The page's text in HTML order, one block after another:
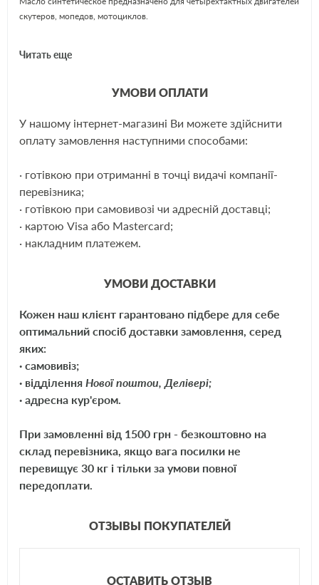
скутеров, мопедов, мотоциклов.
Читать еще
УМОВИ ОПЛАТИ
У нашому інтернет-магазині Ви можете здійснити
оплату замовлення наступними способами:
· готівкою при отриманні в точці видачі компанії-
перевізника;
· готівкою при самовивозі чи адресній доставці;
· картою Visa або Mastercard;
· накладним платежем.
УМОВИ ДОСТАВКИ
Кожен наш клієнт гарантовано підбере для себе
оптимальний спосіб доставки замовлення, серед
яких:
· самовивіз;
· відділення Нової поштои, Делівері;
· адресна кур'єром.
При замовленні від 1500 грн - безкоштовно на
склад перевізника, якщо вага посилки не
перевищує 30 кг і тільки за умови повної
передоплати.
ОТЗЫВЫ ПОКУПАТЕЛЕЙ
ОСТАВИТЬ ОТЗЫВ